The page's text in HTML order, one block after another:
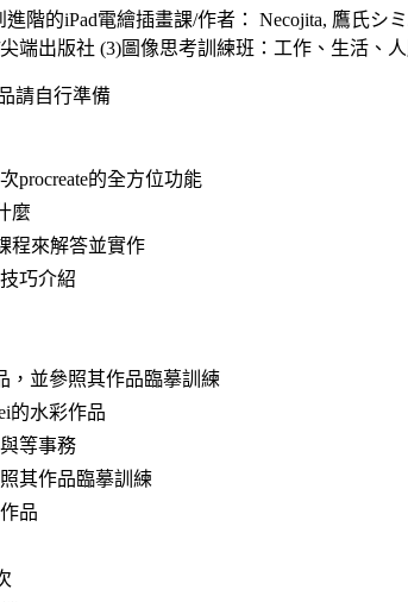
進階的iPad電繪插畫課/作者： Necojita, 鷹氏
端出版社 (3)圖像思考訓練班：工作、生活、
請自行準備
procreate的全方位功能
麼
程來解答並實作
巧介紹
，並參照其作品臨摹訓練
的水彩作品
等事務
其作品臨摹訓練
品